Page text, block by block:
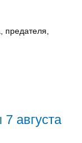
августа